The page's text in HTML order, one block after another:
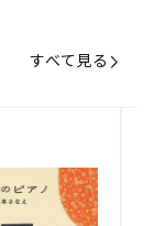
すべて見る